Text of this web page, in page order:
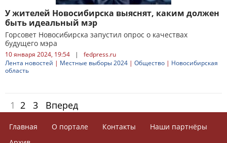
У жителей Новосибирска выяснят, каким должен
быть идеальный мэр
Горсовет Новосибирска запустил опрос о качествах
будущего мэра
10 января 2024, 19:54 |
fedpress.ru
Лента новостей | Местные выборы 2024 | Общество | Новосибирская
область
1 2 3 Вперед
Главная О портале Контакты
Наши партнёры